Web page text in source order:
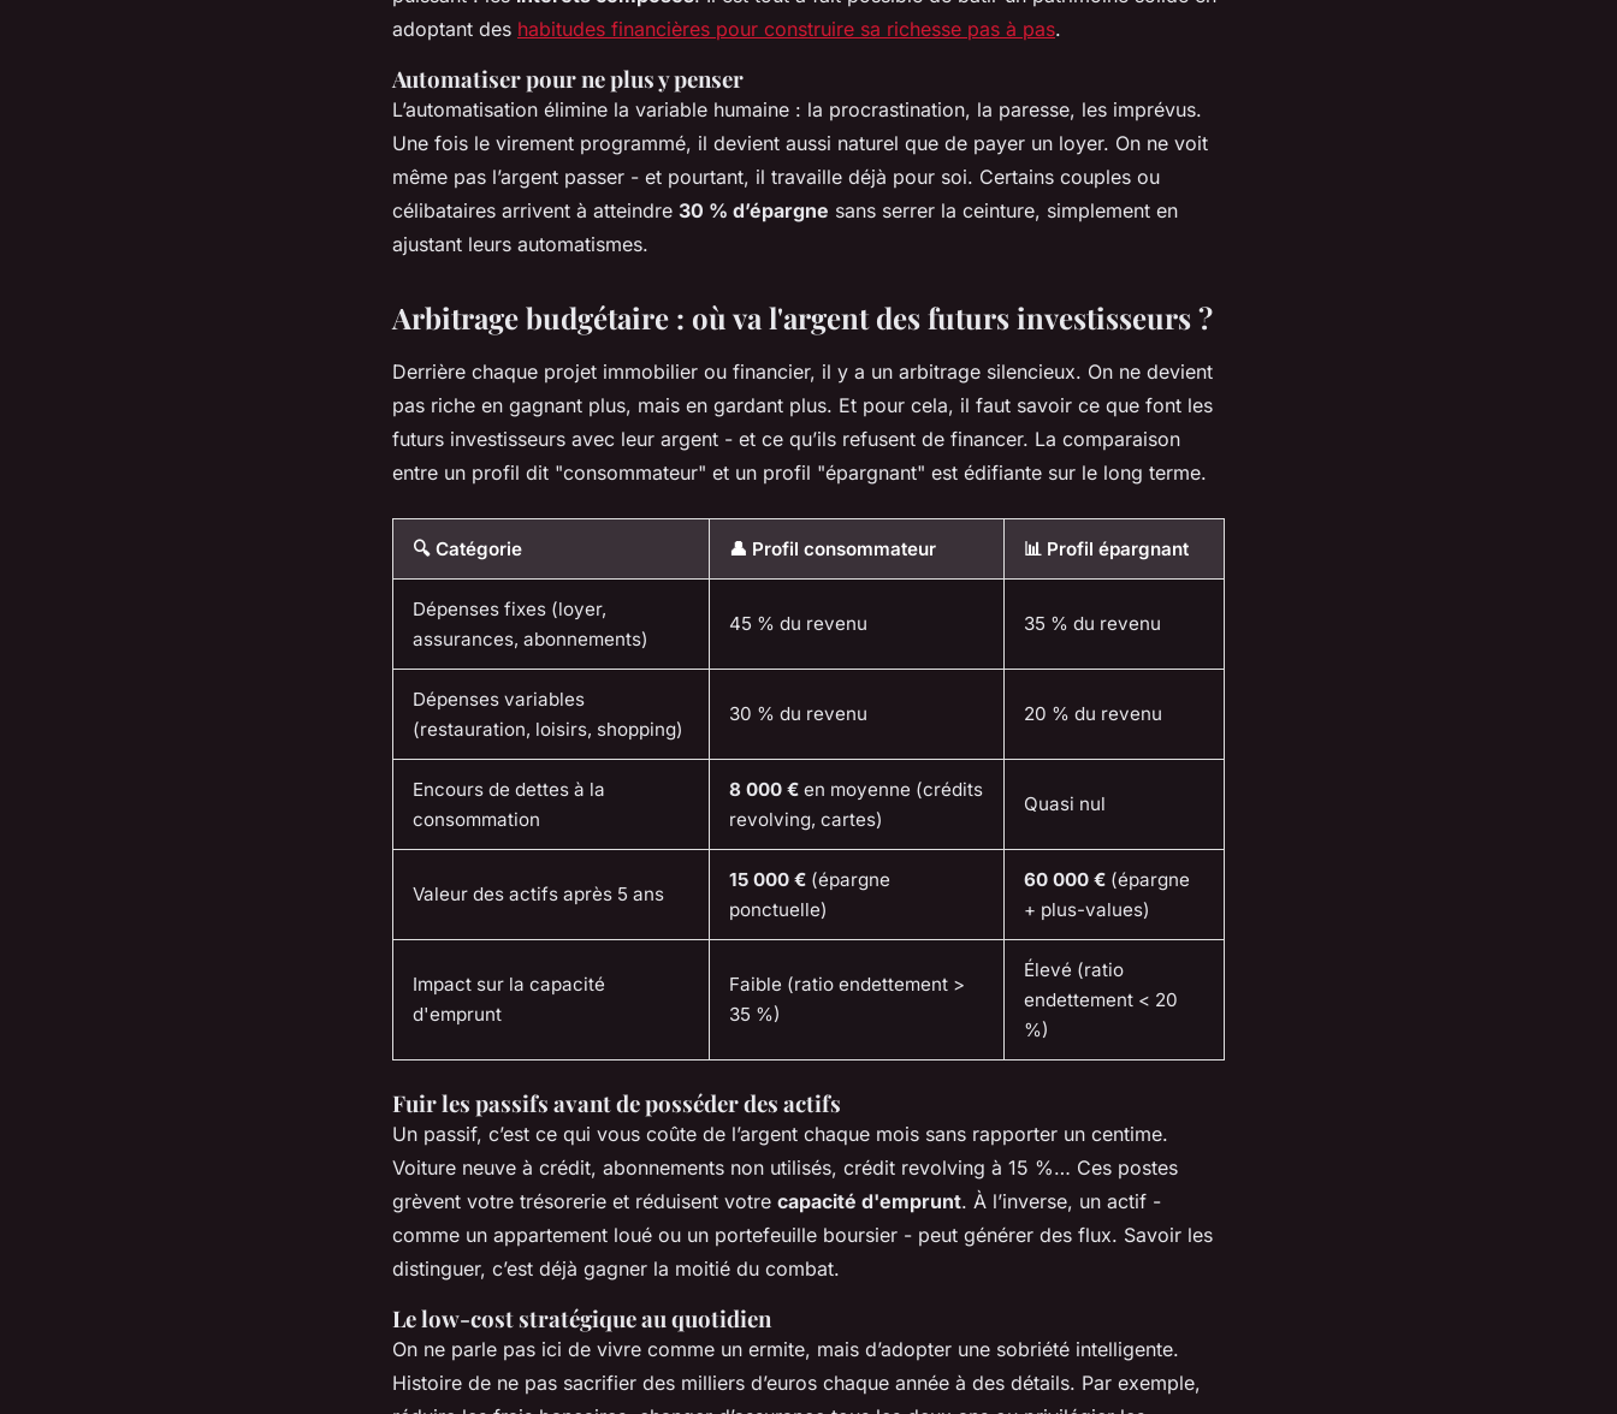
adoptant des habitudes financières pour construire sa richesse pas à pas.
Automatiser pour ne plus y penser
L’automatisation élimine la variable humaine : la procrastination, la paresse, les imprévus.
Une fois le virement programmé, il devient aussi naturel que de payer un loyer. On ne voit
même pas l’argent passer - et pourtant, il travaille déjà pour soi. Certains couples ou
célibataires arrivent à atteindre 30 % d’épargne sans serrer la ceinture, simplement en
ajustant leurs automatismes.
Arbitrage budgétaire : où va l'argent des futurs investisseurs ?
Derrière chaque projet immobilier ou financier, il y a un arbitrage silencieux. On ne devient
pas riche en gagnant plus, mais en gardant plus. Et pour cela, il faut savoir ce que font les
futurs investisseurs avec leur argent - et ce qu’ils refusent de financer. La comparaison
entre un profil dit "consommateur" et un profil "épargnant" est édifiante sur le long terme.
🔍 Catégorie 👤 Profil consommateur 📊 Profil épargnant
Dépenses fixes (loyer,
assurances, abonnements)
45 % du revenu 35 % du revenu
Dépenses variables
(restauration, loisirs, shopping)
30 % du revenu 20 % du revenu
Encours de dettes à la
consommation
8 000 € en moyenne (crédits
revolving, cartes)
Quasi nul
Valeur des actifs après 5 ans
15 000 € (épargne
ponctuelle)
60 000 € (épargne
+ plus-values)
Impact sur la capacité
d'emprunt
Faible (ratio endettement >
35 %)
Élevé (ratio
endettement < 20
%)
Fuir les passifs avant de posséder des actifs
Un passif, c’est ce qui vous coûte de l’argent chaque mois sans rapporter un centime.
Voiture neuve à crédit, abonnements non utilisés, crédit revolving à 15 %… Ces postes
grèvent votre trésorerie et réduisent votre capacité d'emprunt. À l’inverse, un actif -
comme un appartement loué ou un portefeuille boursier - peut générer des flux. Savoir les
distinguer, c’est déjà gagner la moitié du combat.
Le low-cost stratégique au quotidien
On ne parle pas ici de vivre comme un ermite, mais d’adopter une sobriété intelligente.
Histoire de ne pas sacrifier des milliers d’euros chaque année à des détails. Par exemple,